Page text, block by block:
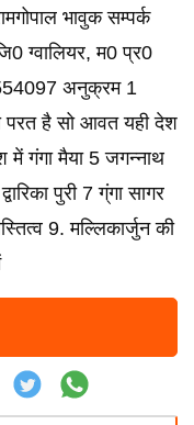
भावुक सम्पर्क
ग्वालियर, म0 प्र0
अनुक्रम 1
परत है सो आवत यही देश
गंगा मैया 5 जगन्नाथ
पुरी 7 ग्ंगा सागर
9. मल्लिकार्जुन की